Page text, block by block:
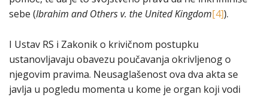
sebe (Ibrahim and Others v. the United Kingdom[4]).
I Ustav RS i Zakonik o krivičnom postupku
ustanovljavaju obavezu poučavanja okrivljenog o
njegovim pravima. Neusaglašenost ova dva akta se
javlja u pogledu momenta u kome je organ koji vodi